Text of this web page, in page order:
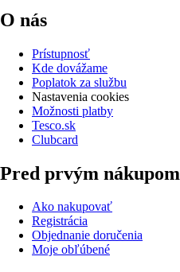
O nás
Prístupnosť
Kde dovážame
Poplatok za službu
Nastavenia cookies
Možnosti platby
Tesco.sk
Clubcard
Pred prvým nákupom
Ako nakupovať
Registrácia
Objednanie doručenia
Moje obľúbené